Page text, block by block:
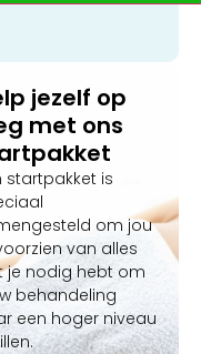
parameters berekent
van een slimme
en haaranalyse
I-VI).
jezelf op
met ons
startpakket is
om jou
van alles
je nodig hebt om
behandeling
een hoger niveau